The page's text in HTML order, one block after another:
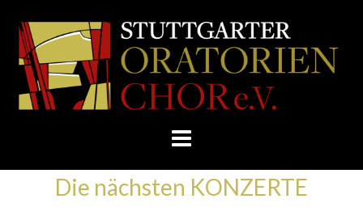
Skip
E.V.
Home Unkategorisiert » /
Die nächsten KONZERTE